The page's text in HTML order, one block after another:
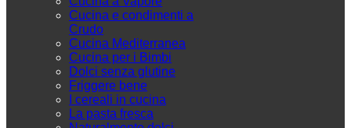
Cucina e condimenti a
Crudo
Cucina Mediterranea
Cucina per i Bimbi
Dolci senza glutine
Friggere bene
I cereali in cucina
La pasta fresca